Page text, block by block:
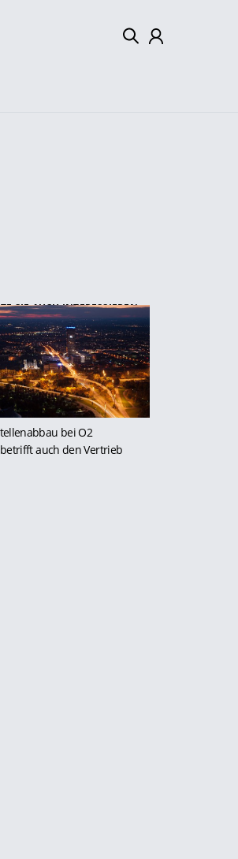
SIE AUCH INTERESSIEREN:
bei O2
auch den Vertrieb